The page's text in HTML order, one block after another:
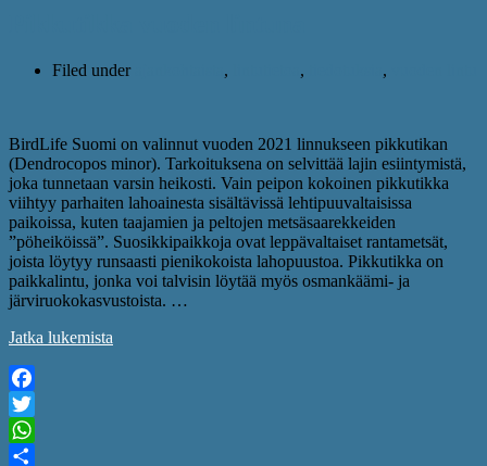
Filed under , , ,
BirdLife Suomi on valinnut vuoden 2021 linnukseen pikkutikan
(Dendrocopos minor). Tarkoituksena on selvittää lajin esiintymistä,
joka tunnetaan varsin heikosti. Vain peipon kokoinen pikkutikka
viihtyy parhaiten lahoainesta sisältävissä lehtipuuvaltaisissa
paikoissa, kuten taajamien ja peltojen metsäsaarekkeiden
”pöheiköissä”. Suosikkipaikkoja ovat leppävaltaiset rantametsät,
joista löytyy runsaasti pienikokoista lahopuustoa. Pikkutikka on
paikkalintu, jonka voi talvisin löytää myös osmankäämi- ja
järviruokokasvustoista. …
Jatka lukemista
Facebook
Twitter
WhatsApp